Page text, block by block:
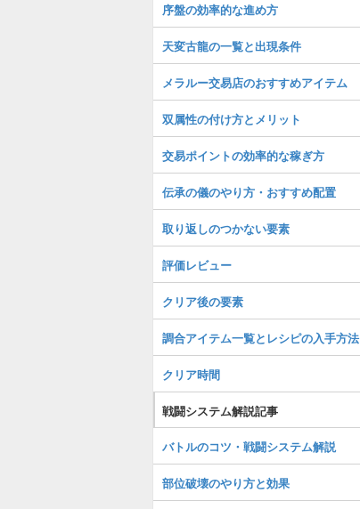
序盤の効率的な進め方
天変古龍の一覧と出現条件
メラルー交易店のおすすめアイテム
双属性の付け方とメリット
交易ポイントの効率的な稼ぎ方
伝承の儀のやり方・おすすめ配置
取り返しのつかない要素
評価レビュー
クリア後の要素
調合アイテム一覧とレシピの入手方法
クリア時間
戦闘システム解説記事
バトルのコツ・戦闘システム解説
部位破壊のやり方と効果